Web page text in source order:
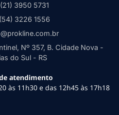
3950 5731
3226 1556
Nº 357, B. Cidade Nova -
do Sul - RS
atendimento
às 11h30 e das 12h45 às 17h18